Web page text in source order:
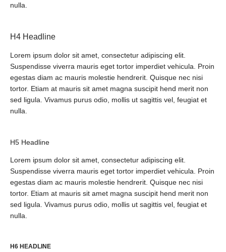
nulla.
H4 Headline
Lorem ipsum dolor sit amet, consectetur adipiscing elit.
Suspendisse viverra mauris eget tortor imperdiet vehicula. Proin
egestas diam ac mauris molestie hendrerit. Quisque nec nisi
tortor. Etiam at mauris sit amet magna suscipit hend merit non
sed ligula. Vivamus purus odio, mollis ut sagittis vel, feugiat et
nulla.
H5 Headline
Lorem ipsum dolor sit amet, consectetur adipiscing elit.
Suspendisse viverra mauris eget tortor imperdiet vehicula. Proin
egestas diam ac mauris molestie hendrerit. Quisque nec nisi
tortor. Etiam at mauris sit amet magna suscipit hend merit non
sed ligula. Vivamus purus odio, mollis ut sagittis vel, feugiat et
nulla.
H6 HEADLINE